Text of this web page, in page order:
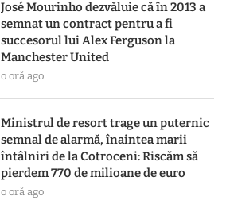
José Mourinho dezvăluie că în 2013 a
semnat un contract pentru a fi
succesorul lui Alex Ferguson la
Manchester United
o oră ago
Ministrul de resort trage un puternic
semnal de alarmă, înaintea marii
întâlniri de la Cotroceni: Riscăm să
pierdem 770 de milioane de euro
o oră ago